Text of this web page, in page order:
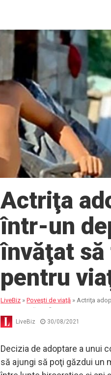
Actriţa
într-un
învăţat
pentru
LiveBiz » Poveşti de viaţă » Actriţa
pe care o trăiesc!”
LiveBiz 30/08/2021
Decizia de adoptare a unui
să ajungi să poţi găzdui un